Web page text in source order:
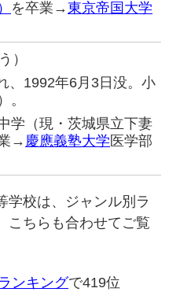
を卒業→東京帝国大学
）
、1992年6月3日没。小
。
学（現・茨城県立下妻
→ 慶應義塾大学 医学部
学校は、ジャンル別ラ
こちらも合わせてご覧
ンキングで419位